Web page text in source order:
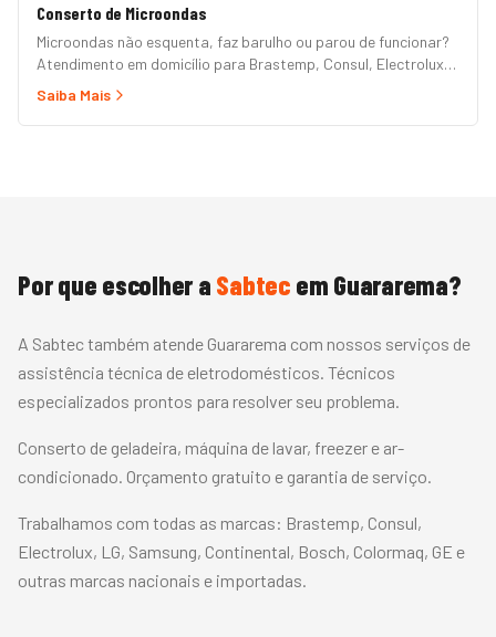
Conserto de Microondas
Microondas não esquenta, faz barulho ou parou de funcionar?
Atendimento em domicílio para Brastemp, Consul, Electrolux,
Panasonic, LG, Samsung, Midea, Philco e Mondial. Conserto
Saiba Mais
Por que escolher a Sabtec em Guararema?
A Sabtec também atende Guararema com nossos serviços de
assistência técnica de eletrodomésticos. Técnicos
especializados prontos para resolver seu problema.
Conserto de geladeira, máquina de lavar, freezer e ar-
condicionado. Orçamento gratuito e garantia de serviço.
Trabalhamos com todas as marcas: Brastemp, Consul,
Electrolux, LG, Samsung, Continental, Bosch, Colormaq, GE e
outras marcas nacionais e importadas.